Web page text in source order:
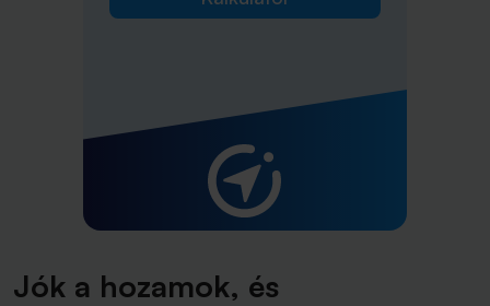
Jók a hozamok, és